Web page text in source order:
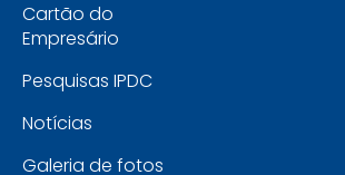
Cartão do
Empresário
Pesquisas IPDC
Notícias
Galeria de fotos